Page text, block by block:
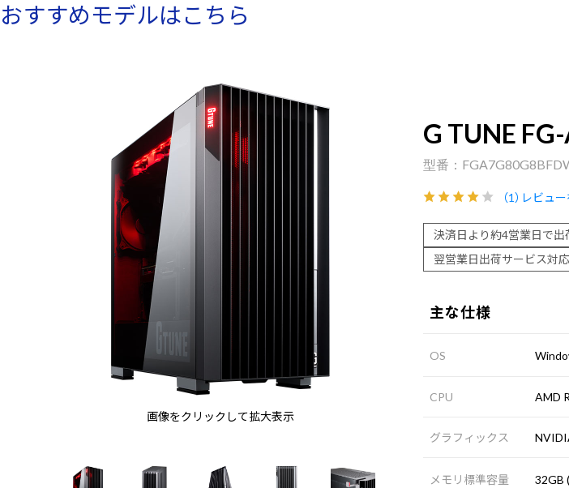
おすすめモデルはこちら
画像をクリックして拡大表示
G TUNE
（1）レビュ
決済日より約4営業日で出
翌営業日出荷サービス対応
主な仕様
OS
CPU AMD
グラフィックス
メモリ標準容量 32GB